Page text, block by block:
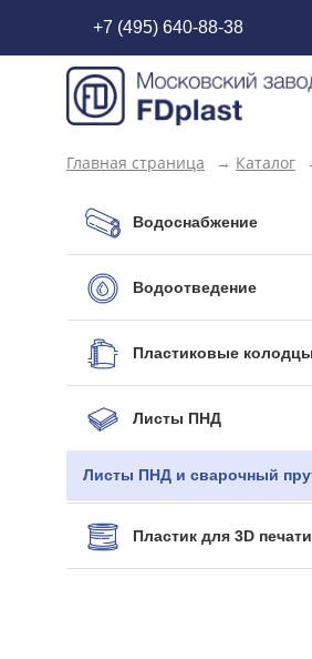
+7 (495) 640-88-38
Главная страница → Каталог
Водоснабжение
Водоотведение
Пластиковые
Листы ПНД
Листы ПНД и сварочный
Пластик для 3D печати